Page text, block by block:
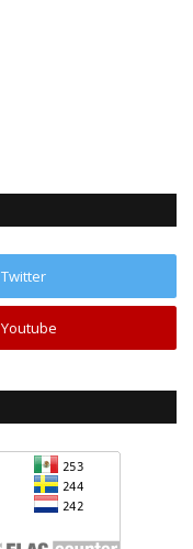
Twitter
Youtube